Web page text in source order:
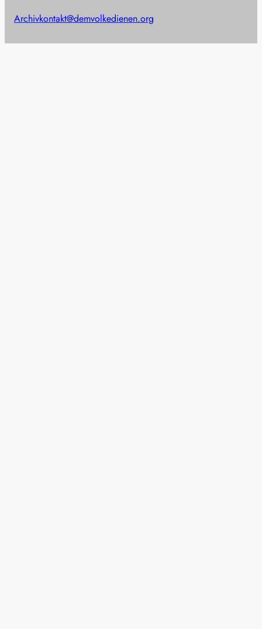
Archivkontakt@demvolkedienen.org